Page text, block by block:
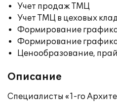
Учет продаж ТМЦ
Учет ТМЦ в цеховых
Формирование
Формирование
Ценообразование,
Описание
Специалисты «1-го